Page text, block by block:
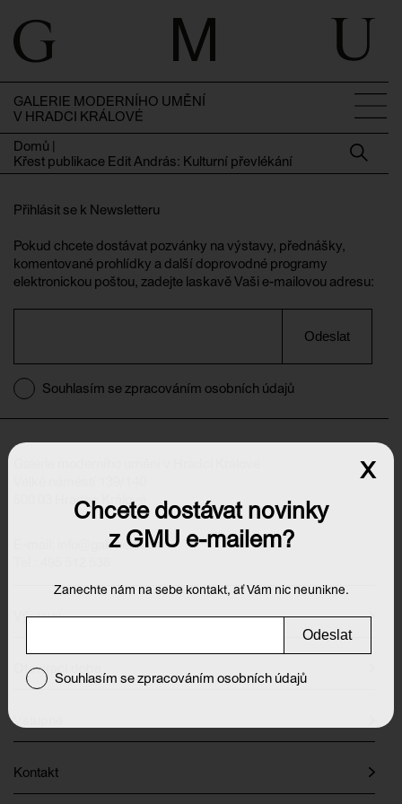
GALERIE MODERNÍHO UMĚNÍ
V HRADCI KRÁLOVÉ
Domů |
Křest publikace Edit András: Kulturní převlékání
Přihlásit se k Newsletteru
Pokud chcete dostávat pozvánky na výstavy, přednášky,
komentované prohlídky a další doprovodné programy
elektronickou poštou, zadejte laskavě Vaši e-mailovou adresu:
Odeslat
Souhlasím se zpracováním osobních údajů
500 03 Hradec Králové
info@galeriehk.cz
Výstavy
Otevírací doba
Vstupné
Kontakt
Chcete dostávat novinky
z GMU e-mailem?
Zanechte nám na sebe kontakt, ať Vám nic neunikne.
Odeslat
Souhlasím se zpracováním osobních údajů
x